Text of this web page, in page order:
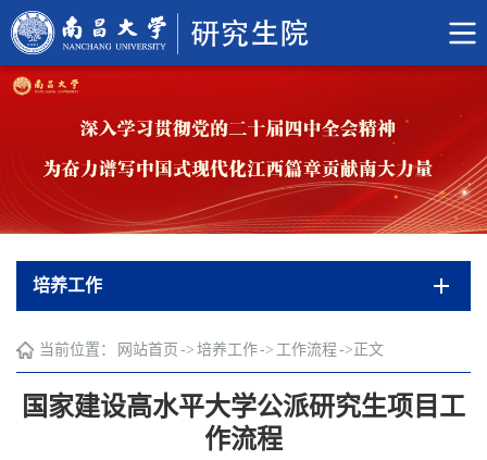
培养工作
当前位置： 网站首页 -> 培养工作-> 工作流程 -> 正文
国家建设高水平大学公派研究生项目工
作流程